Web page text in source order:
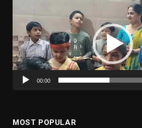
00:00
MOST POPULAR